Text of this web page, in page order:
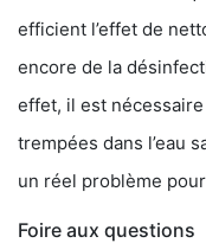
efficient l’effet de
encore de la
effet, il est
trempées dans l’eau
un réel problème
Foire aux questions